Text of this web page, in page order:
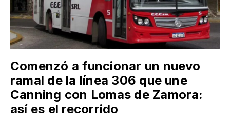
Comenzó a funcionar un nuevo
ramal de la línea 306 que une
Canning con Lomas de Zamora:
así es el recorrido